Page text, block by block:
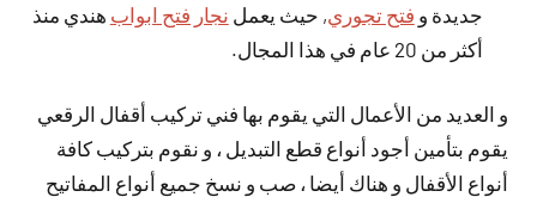
جديدة و فتح تجوري, حيث يعمل نجار فتح ابواب هندي منذ
أكثر من 20 عام في هذا المجال.
و العديد من الأعمال التي يقوم بها فني تركيب أقفال الرقعي
يقوم بتأمين أجود أنواع قطع التبديل ، و نقوم بتركيب كافة
أنواع الأقفال و هناك أيضا ، صب و نسخ جميع أنواع المفاتيح